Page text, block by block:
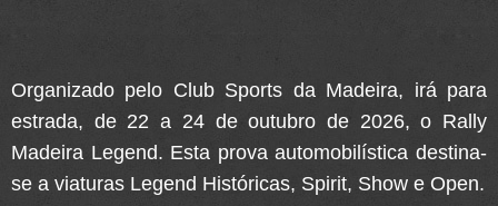
Organizado pelo Club Sports da Madeira, irá para
estrada, de22 a 24 de outubro de 2026, o Rally
Madeira Legend. Esta prova automobilística destina-
se a viaturas Legend Históricas, Spirit, Show e Open.